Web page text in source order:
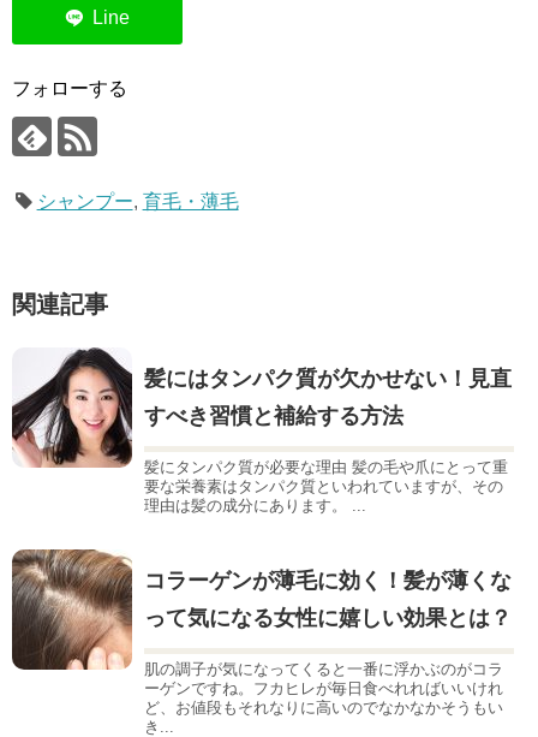
フォローする
シャンプー, 育毛・薄毛
関連記事
髪にはタンパク質が欠かせない！見直
すべき習慣と補給する方法
髪にタンパク質が必要な理由 髪の毛や爪にとって重
要な栄養素はタンパク質といわれていますが、その
理由は髪の成分にあります。 ...
コラーゲンが薄毛に効く！髪が薄くな
って気になる女性に嬉しい効果とは？
肌の調子が気になってくると一番に浮かぶのがコラ
ーゲンですね。フカヒレが毎日食べれればいいけれ
ど、お値段もそれなりに高いのでなかなかそうもい
き...